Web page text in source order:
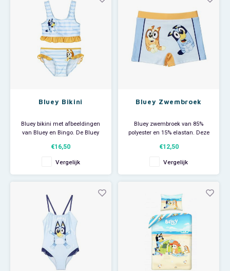
Bluey Bikini
Bluey bikini met afbeeldingen
van Bluey en Bingo. De Bluey
het bikini broekje en het hesje.
Materiaal: 85% polyester en 15%
elastan.
€16,50
Vergelijk
Bluey Zwembroek
Bluey zwembroek van 85%
polyester en 15% elastan. Deze
helemaal volgens de laatste
zomertrend en heeft een
afbeelding van Bluey en Bingo.
€12,50
Vergelijk